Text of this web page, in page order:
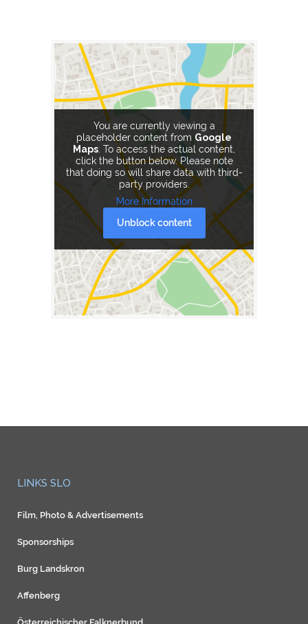
You are currently viewing a
placeholder content from Google
Maps . To access the actual content,
click the button below. Please note
that doing so will share data with third-
party providers.
More Information
Unblock content
LINKS SLO
Film, Photo & Advertisements
Sponsorships
Burg Landskron
Affenberg